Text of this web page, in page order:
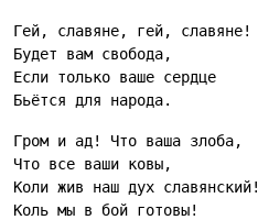
Гей, славяне, гей, славяне!
Будет вам свобода,
Если только ваше сердце
Бьётся для народа.
Гром и ад! Что ваша злоба,
Что все ваши ковы,
Коли жив наш дух славянский!
Коль мы в бой готовы!